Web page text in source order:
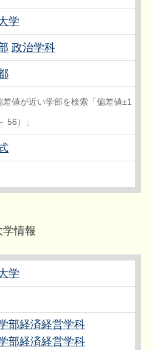
学
政治学科
差値が近い学部を検索「偏差値±1
56）」
情報
学
部経済経営学科
部経済経営学科